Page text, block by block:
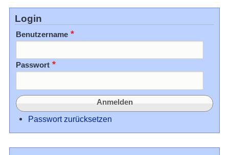
Login
Benutzername
Passwort
Passwort zurücksetzen